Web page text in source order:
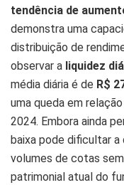
tendência de
demonstra uma
distribuição de
observar a liquidez
média diária é de R$
uma queda em
2024. Embora ainda
baixa pode dificultar a
volumes de cotas
patrimonial atual do